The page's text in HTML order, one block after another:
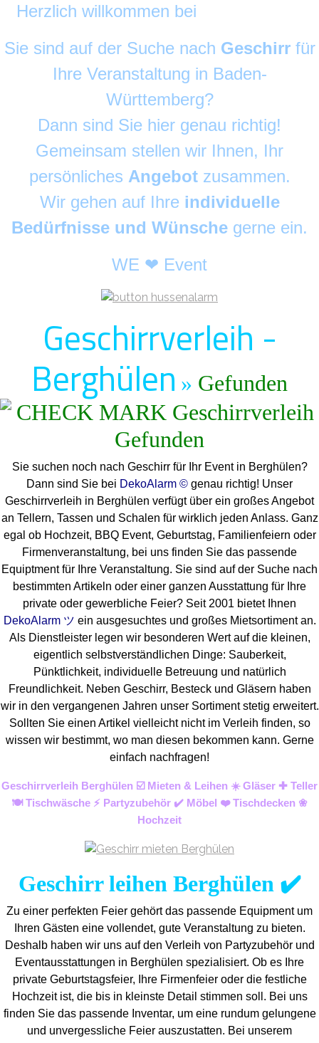
Herzlich willkommen bei
Sie sind auf der Suche nach Geschirr für
Ihre Veranstaltung in Baden-
Württemberg?
Dann sind Sie hier genau richtig!
Gemeinsam stellen wir Ihnen, Ihr
persönliches Angebot zusammen.
Wir gehen auf Ihre individuelle
Bedürfnisse und Wünsche gerne ein.
WE ❤ Event
Geschirrverleih -
Berghülen » Gefunden
Sie suchen noch nach Geschirr für Ihr Event in Berghülen?
Dann sind Sie bei DekoAlarm © genau richtig! Unser
Geschirrverleih in Berghülen verfügt über ein großes Angebot
an Tellern, Tassen und Schalen für wirklich jeden Anlass. Ganz
egal ob Hochzeit, BBQ Event, Geburtstag, Familienfeiern oder
Firmenveranstaltung, bei uns finden Sie das passende
Equiptment für Ihre Veranstaltung. Sie sind auf der Suche nach
bestimmten Artikeln oder einer ganzen Ausstattung für Ihre
private oder gewerbliche Feier? Seit 2001 bietet Ihnen
DekoAlarm ツ ein ausgesuchtes und großes Mietsortiment an.
Als Dienstleister legen wir besonderen Wert auf die kleinen,
eigentlich selbstverständlichen Dinge: Sauberkeit,
Pünktlichkeit, individuelle Betreuung und natürlich
Freundlichkeit. Neben Geschirr, Besteck und Gläsern haben
wir in den vergangenen Jahren unser Sortiment stetig erweitert.
Sollten Sie einen Artikel vielleicht nicht im Verleih finden, so
wissen wir bestimmt, wo man diesen bekommen kann. Gerne
einfach nachfragen!
Geschirrverleih Berghülen ☑️ Mieten & Leihen ☀️ Gläser ✚ Teller
🍽️ Tischwäsche ⚡ Partyzubehör ✔️ Möbel ❤️ Tischdecken ❀
Hochzeit
Geschirr leihen Berghülen ✔️
Zu einer perfekten Feier gehört das passende Equipment um
Ihren Gästen eine vollendet, gute Veranstaltung zu bieten.
Deshalb haben wir uns auf den Verleih von Partyzubehör und
Eventausstattungen in Berghülen spezialisiert. Ob es Ihre
private Geburtstagsfeier, Ihre Firmenfeier oder die festliche
Hochzeit ist, die bis in kleinste Detail stimmen soll. Bei uns
finden Sie das passende Inventar, um eine rundum gelungene
und unvergess liche Feier auszustatten. Bei unserem